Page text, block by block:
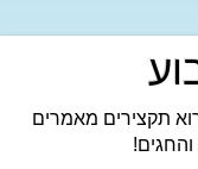
תקצירים מאמרים